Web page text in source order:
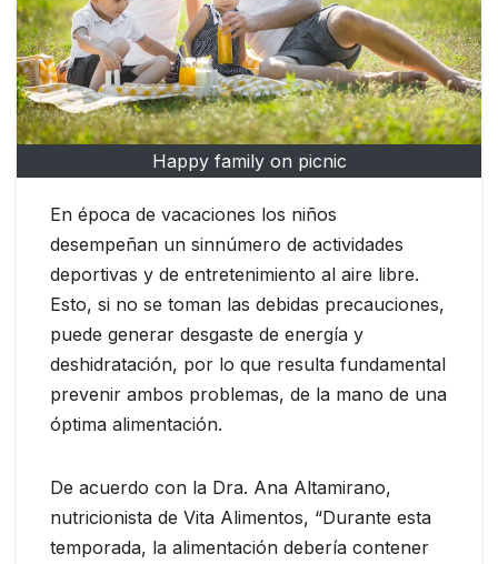
Happy family on picnic
En época de vacaciones los niños
desempeñan un sinnúmero de actividades
deportivas y de entretenimiento al aire libre.
Esto, si no se toman las debidas precauciones,
puede generar desgaste de energía y
deshidratación, por lo que resulta fundamental
prevenir ambos problemas, de la mano de una
óptima alimentación.
De acuerdo con la Dra. Ana Altamirano,
nutricionista de Vita Alimentos, “Durante esta
temporada, la alimentación debería contener